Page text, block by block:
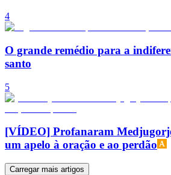
4
O grande remédio para a
santo
5
[VÍDEO] Profanaram
um apelo à oração e ao perdão
Carregar mais artigos